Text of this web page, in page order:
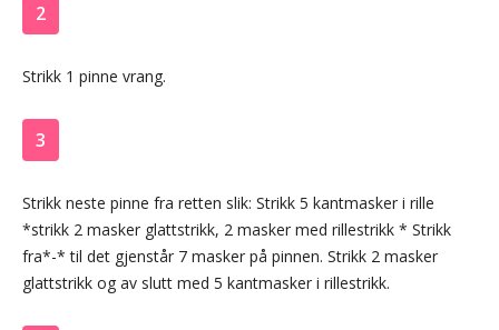
2
Strikk 1 pinne vrang.
3
Strikk neste pinne fra retten slik: Strikk 5 kantmasker i rille
*strikk 2 masker glattstrikk, 2 masker med rillestrikk * Strikk
fra*-* til det gjenstår 7 masker på pinnen. Strikk 2 masker
glattstrikk og av slutt med 5 kantmasker i rillestrikk.